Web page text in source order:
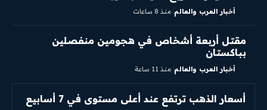
أخبار العرب والعالم منذ 8 ساعات
مقتل أربعة أشخاص في هجومين منفصلين
بباكستان
أخبار العرب والعالم منذ 11 ساعة
أسعار الذهب ترتفع عند أعلى مستوى في 7 أسابيع